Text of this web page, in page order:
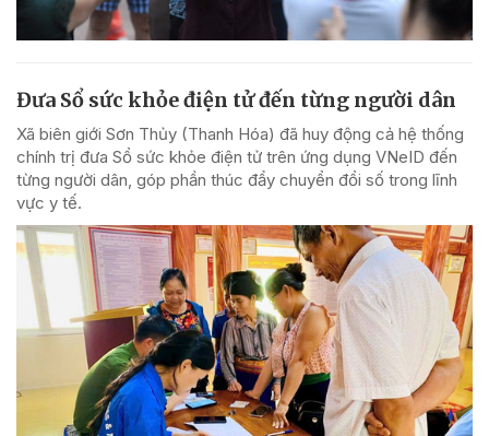
Đưa Sổ sức khỏe điện tử đến từng người dân
Xã biên giới Sơn Thủy (Thanh Hóa) đã huy động cả hệ thống
chính trị đưa Sổ sức khỏe điện tử trên ứng dụng VNeID đến
từng người dân, góp phần thúc đẩy chuyển đổi số trong lĩnh
vực y tế.